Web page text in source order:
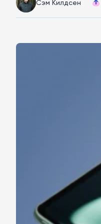
Сэм Килдсен